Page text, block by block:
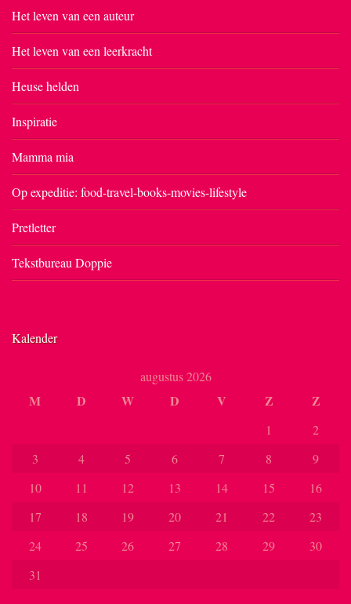
Het leven van een auteur
Het leven van een leerkracht
Heuse helden
Inspiratie
Mamma mia
Op expeditie: food-travel-books-movies-lifestyle
Pretletter
Tekstbureau Doppie
Kalender
augustus 2026
M D W D V Z Z
1
2
3
4 5 6 7 8
9
10
11 12 13 14 15
16
17
18 19 20 21 22
23
24
25 26 27 28 29
30
31